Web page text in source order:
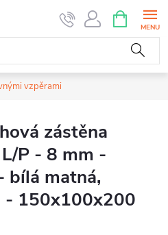
NÁKUPNÍ
KOŠÍK
vzpěrami
zástěna
P - 8 mm -
bílá matná,
150x100x200